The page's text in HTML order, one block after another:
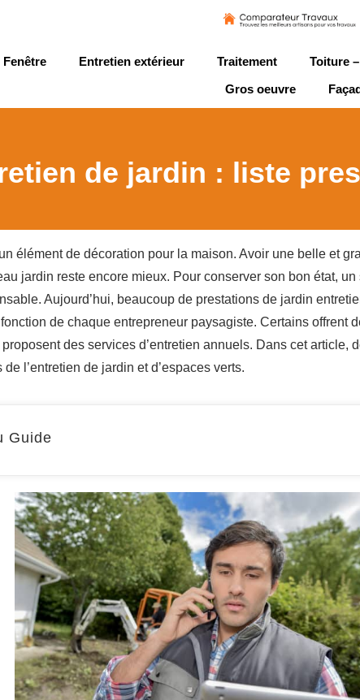
Fenêtre Entretien extérieur Traitement Toiture
Gros oeuvre
de jardin : liste
élément de décoration pour la maison. Avoir une belle et
jardin reste encore mieux. Pour conserver son bon état, un
Aujourd’hui, beaucoup de prestations de jardin
de chaque entrepreneur paysagiste. Certains offrent
des services d’entretien annuels. Dans cet article,
l’entretien de jardin et d’espaces verts.
Guide